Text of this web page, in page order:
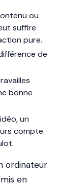
ou
suffire
pure.
de
bonne
un
compte.
ordinateur
en